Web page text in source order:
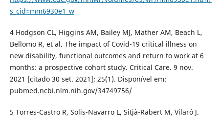
s_cid=mm6930e1_w
4 Hodgson CL, Higgins AM, Bailey MJ, Mather AM, Beach L,
Bellomo R, et al. The impact of Covid-19 critical illness on
new disability, functional outcomes and return to work at 6
months: a prospective cohort study. Critical Care. 9 nov.
2021 [citado 30 set. 2021]; 25(1). Disponível em:
pubmed.ncbi.nlm.nih.gov/34749756/
5 Torres-Castro R, Solis-Navarro L, Sitjà-Rabert M, Vilaró J.